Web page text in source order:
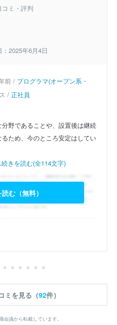
ミ・評判
2025年6月4日
前 / プログラマ(オープン系・
/ 正社員
野であることや、設置後は継続
ため、今のところ安定はしてい
続きを読む(全114文字)
む（無料）
ミを見る（92件）
会議から転載しています。